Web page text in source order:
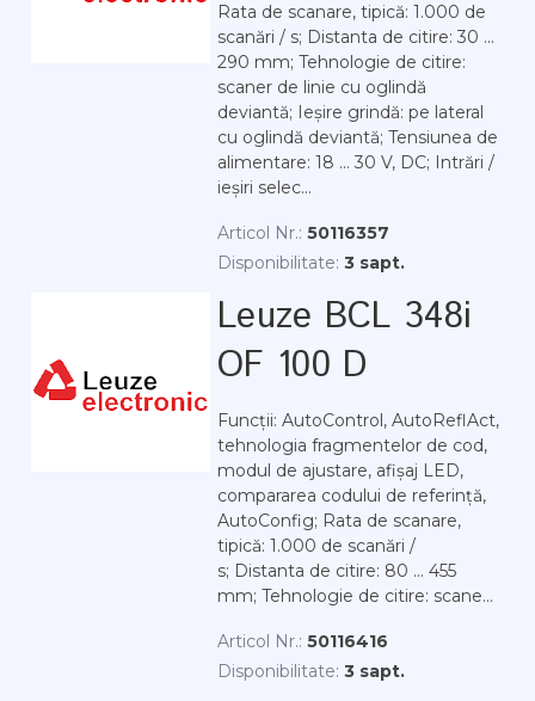
Rata de scanare, tipică: 1.000 de
scanări / s; Distanta de citire: 30 ...
290 mm; Tehnologie de citire:
scaner de linie cu oglindă
deviantă; Ieșire grindă: pe lateral
cu oglindă deviantă; Tensiunea de
alimentare: 18 ... 30 V, DC; Intrări /
ieșiri selec...
Articol Nr.: 50116357
Disponibilitate: 3 sapt.
Leuze BCL 348i
OF 100 D
Funcții: AutoControl, AutoReflAct,
tehnologia fragmentelor de cod,
modul de ajustare, afișaj LED,
compararea codului de referință,
AutoConfig; Rata de scanare,
tipică: 1.000 de scanări /
s; Distanta de citire: 80 ... 455
mm; Tehnologie de citire: scane...
Articol Nr.: 50116416
Disponibilitate: 3 sapt.